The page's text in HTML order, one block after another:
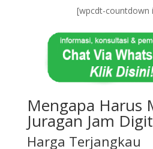
[wpcdt-countdown
Mengapa Harus
Juragan Jam
Harga Terjangkau